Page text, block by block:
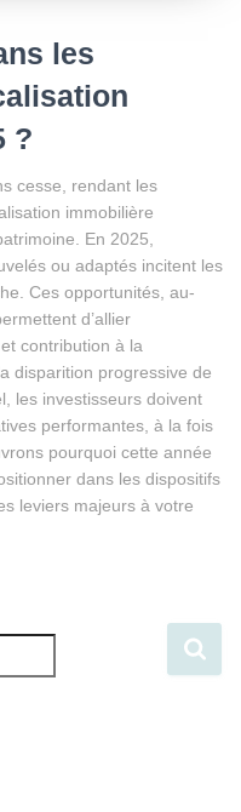
les
?
cesse, rendant les
immobilière
En 2025,
ou adaptés incitent les
Ces opportunités, au-
d’allier
contribution à la
disparition progressive de
les investisseurs doivent
performantes, à la fois
pourquoi cette année
dans les dispositifs
leviers majeurs à votre